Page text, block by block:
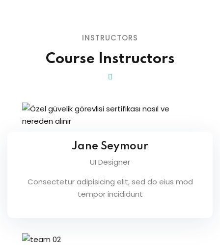
INSTRUCTORS
Course Instructors
Jane Seymour
UI Designer
Consectetur adipisicing elit, sed do eius mod
tempor incididunt